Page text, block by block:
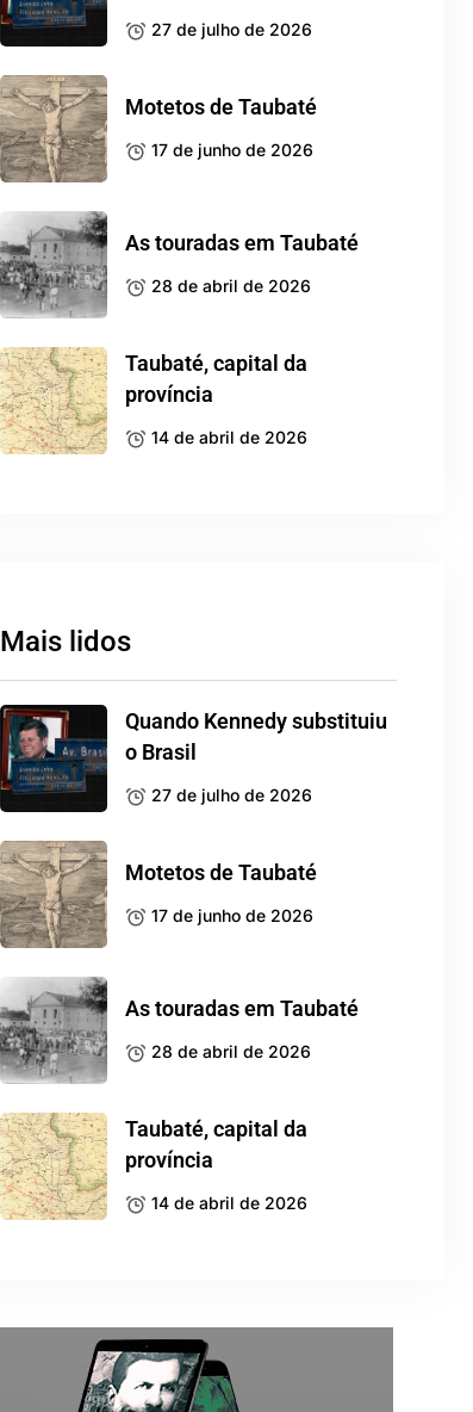
27 de julho de 2026
Motetos de Taubaté
17 de junho de 2026
As touradas em Taubaté
28 de abril de 2026
Taubaté, capital da
província
14 de abril de 2026
Mais lidos
Quando Kennedy substituiu
o Brasil
27 de julho de 2026
Motetos de Taubaté
17 de junho de 2026
As touradas em Taubaté
28 de abril de 2026
Taubaté, capital da
província
14 de abril de 2026